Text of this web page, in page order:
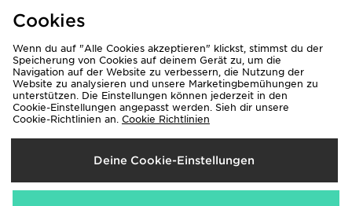
Lieferung Nach
Österreich
Cookies
Wenn du auf "Alle Cookies akzeptieren" klickst, stimmst du der
Speicherung von Cookies auf deinem Gerät zu, um die
Navigation auf der Website zu verbessern, die Nutzung der
Website zu analysieren und unsere Marketingbemühungen zu
unterstützen. Die Einstellungen können jederzeit in den
Cookie-Einstellungen angepasst werden. Sieh dir unsere
Cookie-Richtlinien an. Cookie Richtlinien
Deine Cookie-Einstellungen